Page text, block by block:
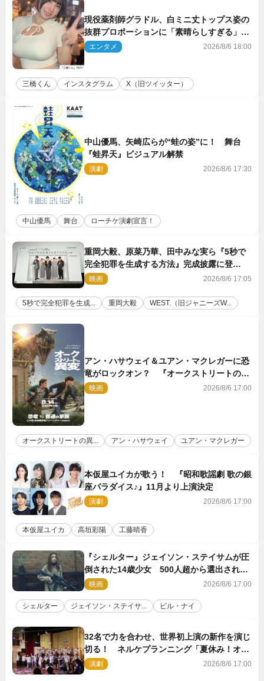
現役薬剤師グラドル、白ミニ丈トップス姿の
抜群プロポーションに「素晴らしすぎる」
「すっっっご！」とネット絶賛
エンタメ 2026/8/6 18:00
三橋くん インスタグラム X（旧ツイッター）
中山優馬、矢崎広らが“蛙の姿”に！ 舞台
『蛙昇天』ビジュアル解禁
演劇 2026/8/6 17:30
中山優馬 舞台 ローチケ演劇宣言！
重岡大毅、原菜乃華、田中みな実ら『5秒で
完全犯罪を生成する方法』完成披露に登
壇！ それぞれのAI活用術も発表
映画 2026/8/6 17:05
5秒で完全犯罪を生成... 重岡大毅 WEST.（旧ジャニーズW...
アン・ハサウェイ＆ユアン・マクレガーに恐
竜がロックオン？ 『オークストリートの異
変』新ビジュアル＆本編映像初解禁
映画 2026/8/6 17:00
オークストリートの異... アン・ハサウェイ ユアン・マクレガー
本仮屋ユイカが歌う！ 『昭和歌謡劇 歌の銀
座パラダイス♪』11月より上演決定
演劇 2026/8/6 17:00
本仮屋ユイカ 高垣彩陽 工藤晴香
『シェルター』ジェイソン・ステイサムが圧
倒された14歳少女 500人超から選出された
新鋭ボディ・レイ・ブレスナックとは
映画 2026/8/6 17:00
シェルター ジェイソン・ステイサ... ビル・ナイ
32名で力を合わせ、世界初上演の新作を演じ
切る！ ネルケプランニング「夏休み！オ
ン・ワークショップ2026」レポート【最終
日】
演劇 2026/8/6 17:00